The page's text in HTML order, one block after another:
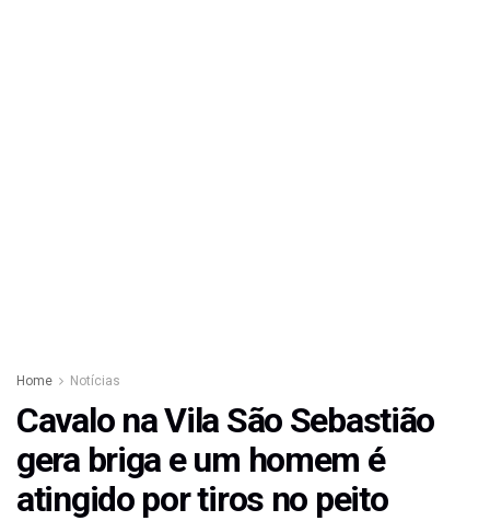
Home Notícias
Cavalo na Vila São Sebastião
gera briga e um homem é
atingido por tiros no peito